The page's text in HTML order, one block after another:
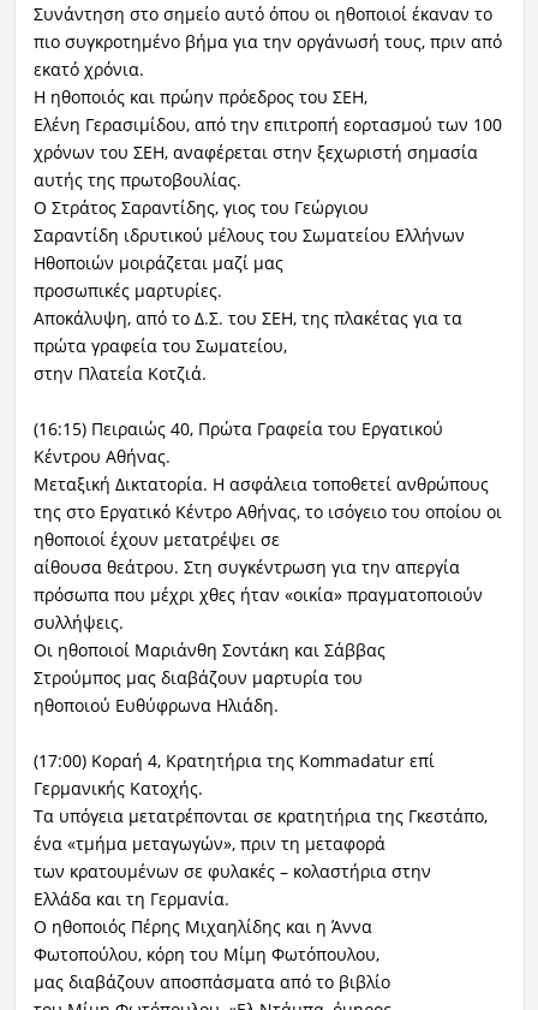
Συνάντηση στο σημείο αυτό όπου οι ηθοποιοί έκαναν το
πιο συγκροτημένο βήμα για την οργάνωσή τους, πριν από
εκατό χρόνια.
Η ηθοποιός και πρώην πρόεδρος του ΣΕΗ,
Ελένη Γερασιμίδου, από την επιτροπή εορτασμού των 100
χρόνων του ΣΕΗ, αναφέρεται στην ξεχωριστή σημασία
αυτής της πρωτοβουλίας.
Ο Στράτος Σαραντίδης, γιος του Γεώργιου
Σαραντίδη ιδρυτικού μέλους του Σωματείου Ελλήνων
Ηθοποιών μοιράζεται μαζί μας
προσωπικές μαρτυρίες.
Αποκάλυψη, από το Δ.Σ. του ΣΕΗ, της πλακέτας για τα
πρώτα γραφεία του Σωματείου,
στην Πλατεία Κοτζιά.
(16:15) Πειραιώς 40, Πρώτα Γραφεία του Εργατικού
Κέντρου Αθήνας.
Μεταξική Δικτατορία. Η ασφάλεια τοποθετεί ανθρώπους
της στο Εργατικό Κέντρο Αθήνας, το ισόγειο του οποίου οι
ηθοποιοί έχουν μετατρέψει σε
αίθουσα θεάτρου. Στη συγκέντρωση για την απεργία
πρόσωπα που μέχρι χθες ήταν «οικία» πραγματοποιούν
συλλήψεις.
Οι ηθοποιοί Μαριάνθη Σοντάκη και Σάββας
Στρούμπος μας διαβάζουν μαρτυρία του
ηθοποιού Ευθύφρωνα Ηλιάδη.
(17:00) Κοραή 4, Κρατητήρια της Kommadatur επί
Γερμανικής Κατοχής.
Τα υπόγεια μετατρέπονται σε κρατητήρια της Γκεστάπο,
ένα «τμήμα μεταγωγών», πριν τη μεταφορά
των κρατουμένων σε φυλακές – κολαστήρια στην
Ελλάδα και τη Γερμανία.
Ο ηθοποιός Πέρης Μιχαηλίδης και η Άννα
Φωτοπούλου, κόρη του Μίμη Φωτόπουλου,
μας διαβάζουν αποσπάσματα από το βιβλίο